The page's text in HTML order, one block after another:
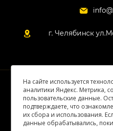
г. Челябинск
© 2026 Все
На сайте используется
аналитики Яндекс. Метрика,
пользовательские данные.
подтверждаете, что
их сбора и использования.
данные обрабатывались,